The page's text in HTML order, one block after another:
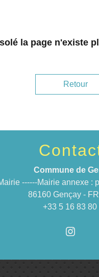
la page n'existe
Retour
Commune de
------Mairie annexe :
86160 Gençay -
+33 5 16 83 80